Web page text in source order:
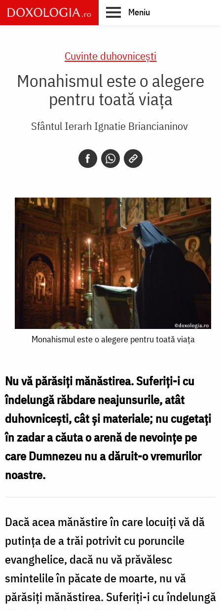
Skip
to
main
Meniu
Cuvinte duhovnicești
Monahismul este o alegere
pentru toată viața
Sfântul Ierarh Ignatie Briancianinov
Monahismul
alegere
pentru
toată
viața
Monahismul este o alegere pentru toată viața
Nu vă părăsiți mănăstirea. Suferiți-i cu
îndelungă răbdare neajunsurile, atât
duhovnicești, cât și materiale; nu cugetați
în zadar a căuta o arenă de nevoințe pe
care Dumnezeu nu a dăruit-o vremurilor
noastre.
Dacă acea mănăstire în care locuiți vă dă
putința de a trăi potrivit cu poruncile
evanghelice, dacă nu vă prăvălesc
smintelile în păcate de moarte, nu vă
părăsiți mănăstirea. Suferiți-i cu îndelungă